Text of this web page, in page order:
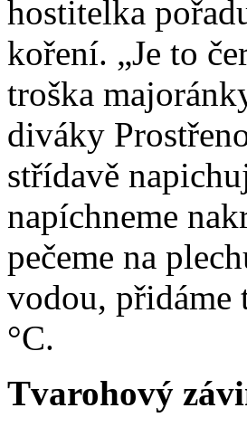
hostitelka
koření. „Je to
troška
diváky
střídavě
napíchneme
pečeme na
vodou, přidáme
°C.
Tvarohový